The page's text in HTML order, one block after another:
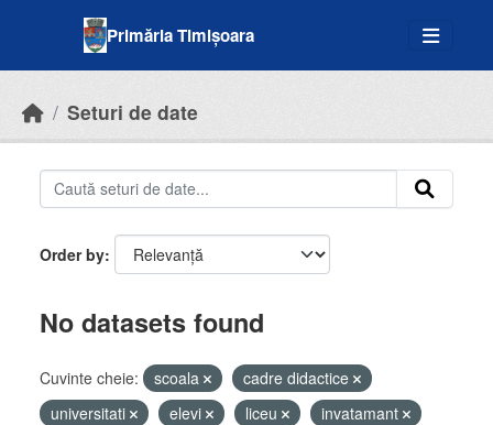
Primăria Timișoara
Seturi de date
Order by
No datasets found
Cuvinte cheie: scoala
cadre didactice
universitati
elevi liceu
invatamant